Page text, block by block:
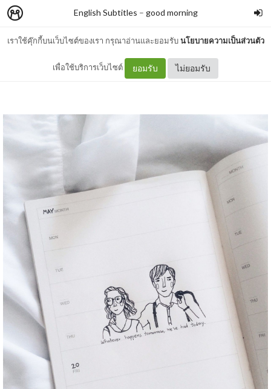
เราใช้คุ๊กกี้บนเว็บไซต์ของเรา กรุณาอ่านและยอมรับนโยบายความเป็นส่วนตัว
เพื่อใช้บริการเว็บไซต์ ยอมรับ ไม่ยอมรับ
English Subtitles – good morning
One Day (2011)